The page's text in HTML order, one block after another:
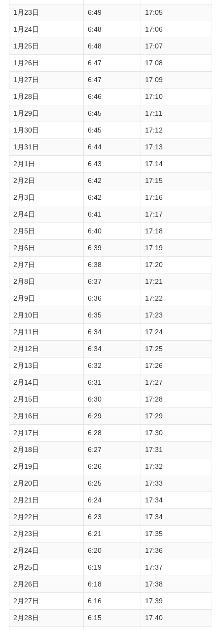
1月23日 6:49 17:05
1月24日 6:48 17:06
1月25日 6:48 17:07
1月26日 6:47 17:08
1月27日 6:47 17:09
1月28日 6:46 17:10
1月29日 6:45 17:11
1月30日 6:45 17:12
1月31日 6:44 17:13
2月1日 6:43 17:14
2月2日 6:42 17:15
2月3日 6:42 17:16
2月4日 6:41 17:17
2月5日 6:40 17:18
2月6日 6:39 17:19
2月7日 6:38 17:20
2月8日 6:37 17:21
2月9日 6:36 17:22
2月10日 6:35 17:23
2月11日 6:34 17:24
2月12日 6:34 17:25
2月13日 6:32 17:26
2月14日 6:31 17:27
2月15日 6:30 17:28
2月16日 6:29 17:29
2月17日 6:28 17:30
2月18日 6:27 17:31
2月19日 6:26 17:32
2月20日 6:25 17:33
2月21日 6:24 17:34
2月22日 6:23 17:34
2月23日 6:21 17:35
2月24日 6:20 17:36
2月25日 6:19 17:37
2月26日 6:18 17:38
2月27日 6:16 17:39
2月28日 6:15 17:40